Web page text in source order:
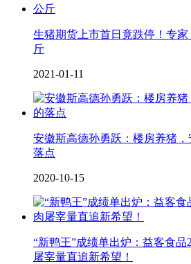
生猪期货上市首日竟跌停！专
斤
2021-01-11
安徽斯高德孙勇跃：楼房养猪
落点
2020-10-15
“新鸭王”成绩单出炉：益客食品
屠宰量直追新希望！